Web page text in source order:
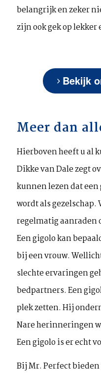
belangrijk en zeker
zijn ook gek op lekker
Bekijk
Meer dan
Hierboven heeft u al
Dikke van Dale zegt
kunnen lezen dat een
wordt als gezelschap.
regelmatig aanraden
Een gigolo kan
bij een vrouw.
slechte ervaringen
bedpartners. Een
plek zetten. Hij
Nare herinneringen
Een gigolo is er echt
Bij Mr. Perfect